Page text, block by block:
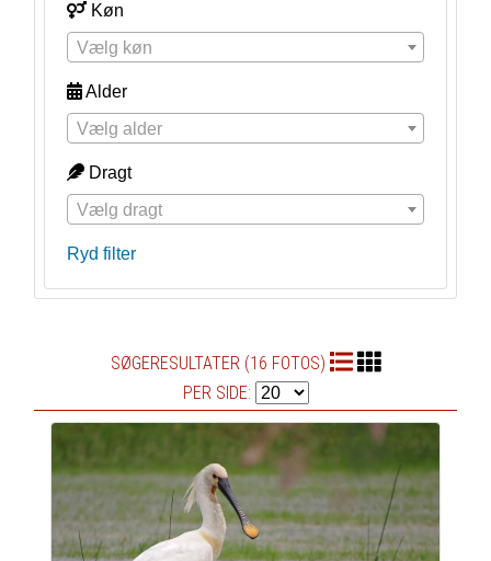
Køn
Vælg køn
Alder
Vælg alder
Dragt
Vælg dragt
Ryd filter
SØGERESULTATER (16 FOTOS)
PER SIDE: